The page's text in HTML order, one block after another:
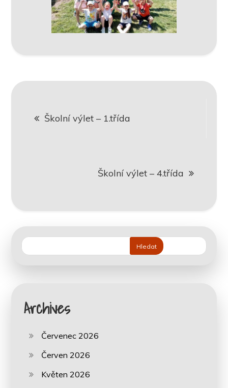
Navigace
proŠkolní výlet – 1.třída
Školní výlet – 4.třída
Hledat
Archives
Červenec 2026
Červen 2026
Květen 2026